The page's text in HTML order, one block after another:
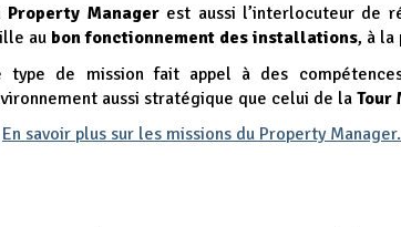
Property Managerest aussi l’interlocuteur de
au bon fonctionnement des installations, à la
type de mission fait appel à des
aussi stratégique que celui de la Tour
En savoir plus sur les missions du Property Manager.